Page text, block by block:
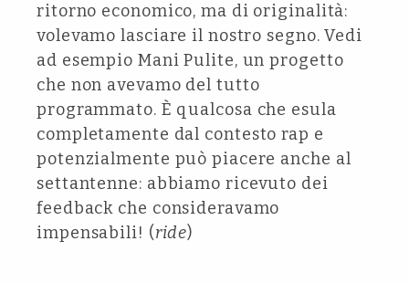
ritorno economico, ma di originalità:
volevamo lasciare il nostro segno. Vedi
ad esempio Mani Pulite, un progetto
che non avevamo del tutto
programmato. È qualcosa che esula
completamente dal contesto rap e
potenzialmente può piacere anche al
settantenne: abbiamo ricevuto dei
feedback che consideravamo
impensabili! (ride)